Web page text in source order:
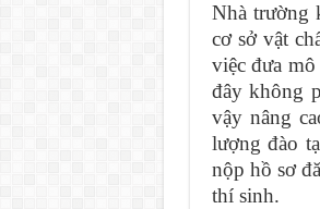
Nhà trường
cơ sở vật
việc đưa
đây không
vậy nâng
lượng đào
nộp hồ sơ
thí sinh.